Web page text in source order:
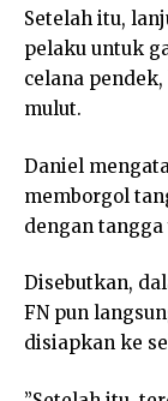
Setelah itu,
pelaku untuk
celana
mulut.
Daniel
memborgol
dengan
Disebutkan,
FN pun
disiapkan ke